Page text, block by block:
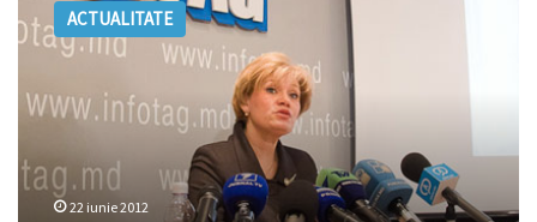
demis-
nou
Hâncu
ACTUALITATE
22 iunie 2012